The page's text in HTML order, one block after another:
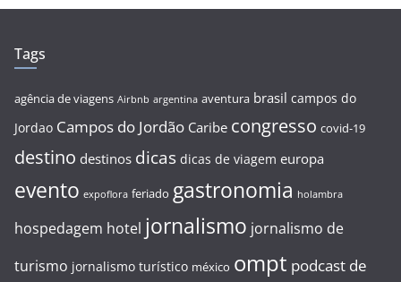
Tags
agência de viagens Airbnb argentina aventura brasil campos do
Jordao Campos do Jordão Caribe congresso covid-19
destino destinos dicas dicas de viagem europa
evento expoflora feriado gastronomia holambra
hospedagem hotel jornalismo jornalismo de
turismo jornalismo turístico méxico ompt podcast de